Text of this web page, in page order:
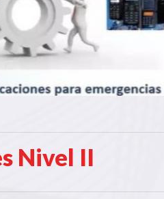
Nivel II